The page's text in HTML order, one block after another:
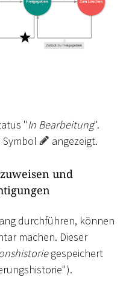
"In Bearbeitung".
Symbol
angezeigt.
und
durchführen, können
machen. Dieser
gespeichert